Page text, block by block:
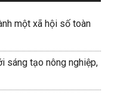
một xã hội số toàn
sáng tạo nông nghiệp,